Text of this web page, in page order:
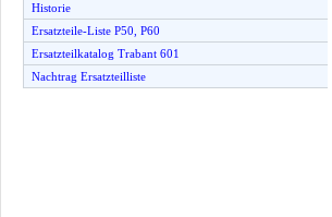
Historie
Ersatzteile-Liste P50, P60
Ersatzteilkatalog Trabant 601
Nachtrag Ersatzteilliste